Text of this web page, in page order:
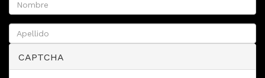
CAPTCHA